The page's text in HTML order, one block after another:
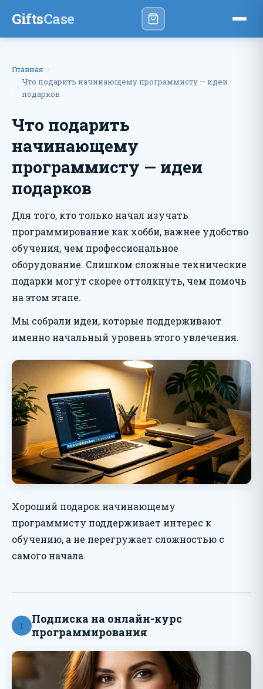
GiftsCase
Главная
Что подарить начинающему программисту — идеи
подарков
Что подарить
начинающему
программисту — идеи
подарков
Для того, кто только начал изучать
программирование как хобби, важнее удобство
обучения, чем профессиональное
оборудование. Слишком сложные технические
подарки могут скорее оттолкнуть, чем помочь
на этом этапе.
Мы собрали идеи, которые поддерживают
именно начальный уровень этого увлечения.
Хороший подарок начинающему
программисту поддерживает интерес к
обучению, а не перегружает сложностью с
самого начала.
1
Подписка на онлайн-курс
программирования